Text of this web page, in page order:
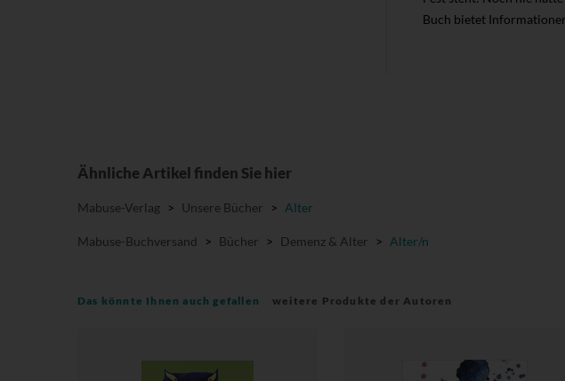
Buch bietet
Ähnliche Artikel finden Sie hier
Mabuse-Verlag > Unsere Bücher > Alter
Mabuse-Buchversand > Bücher > Demenz & Alter > Alter/n
Das könnte Ihnen auch gefallen weitere Produkte der Autoren